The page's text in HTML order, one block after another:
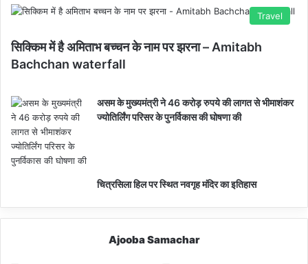
Travel
सिक्किम में है अमिताभ बच्चन के नाम पर झरना – Amitabh
Bachchan waterfall
असम के मुख्यमंत्री ने 46 करोड़ रुपये की लागत से भीमाशंकर
ज्योतिर्लिंग परिसर के पुनर्विकास की घोषणा की
चित्रसिला हिल पर स्थित नवगृह मंदिर का इतिहास
Ajooba Samachar